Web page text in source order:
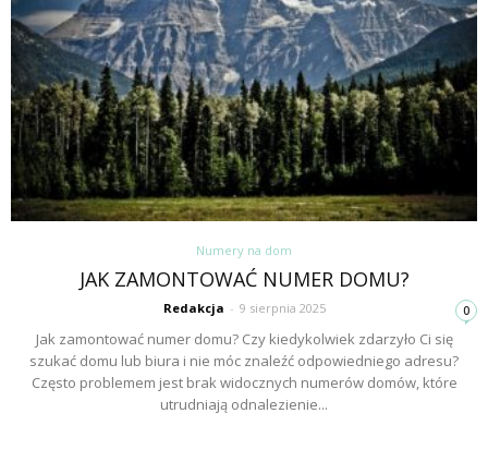
Numery na dom
JAK ZAMONTOWAĆ NUMER DOMU?
Redakcja - 9 sierpnia 2025 0
Jak zamontować numer domu? Czy kiedykolwiek zdarzyło Ci się
szukać domu lub biura i nie móc znaleźć odpowiedniego adresu?
Często problemem jest brak widocznych numerów domów, które
utrudniają odnalezienie...